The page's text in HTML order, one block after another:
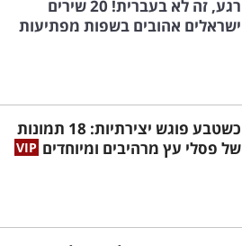
רגע, זה לא בעברית! 20 שירים
ישראלים אהובים בשפות מפתיעות
כשטבע פוגש יצירתיות: 18 תמונות
של פסלי עץ מרהיבים ומיוחדים